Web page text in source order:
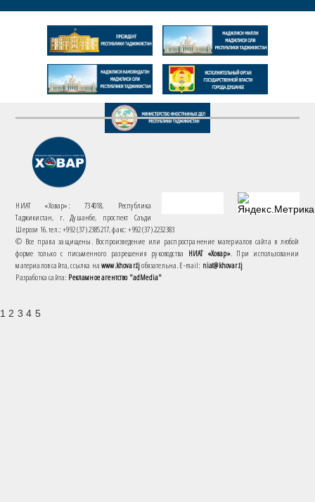
НИАТ «Ховар»: 734018, Республика
Таджикистан, г. Душанбе, проспект Саъди
Шерози 16. тел.: +992 (37) 2385217, факс: +992 (37) 2232383
© Все права защищены. Воспроизведение или распространение материалов сайта в любой
форме только с письменного разрешения руководства НИАТ «Ховар». При использовании
материалов сайта, ссылка наwww.khovar.tjобязательна. E-mail: niat@khovar.tj
Разработка сайта: Рекламное агентство "adMedia"
1 2 3 4 5